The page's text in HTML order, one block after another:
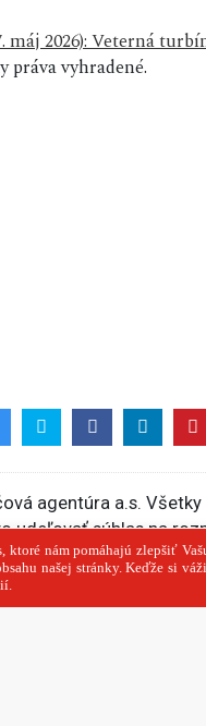
máj 2026): Veterná
vyhradené.
agentúra a.s.
udeľovať súhlas na